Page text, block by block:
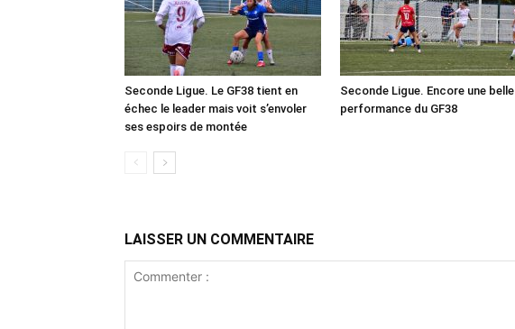
Seconde Ligue. Le GF38 tient en
échec le leader mais voit s’envoler
ses espoirs de montée
Seconde Ligue. Encore une belle
performance du GF38
LAISSER UN COMMENTAIRE